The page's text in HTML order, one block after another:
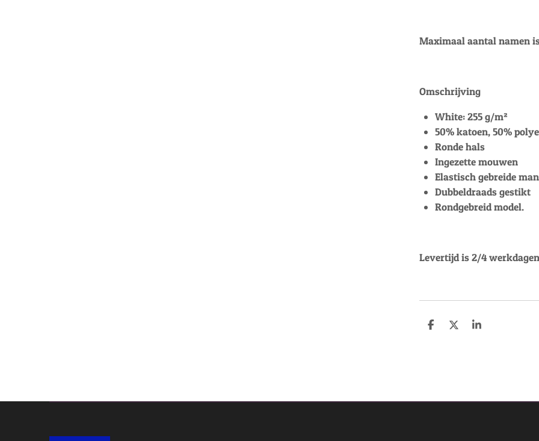
Maximaal aantal namen
Omschrijving
White: 255 g/m²
50% katoen, 50%
Ronde hals
Ingezette mouwen
Elastisch gebreide
Dubbeldraads gestikt
Rondgebreid model.
Levertijd is 2/4
D
D
S